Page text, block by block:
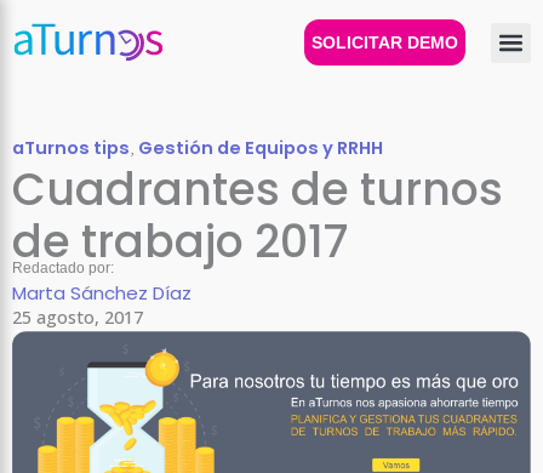
SOLICITAR DEMO
aTurnos tips, Gestión de Equipos y RRHH
Cuadrantes de turnos
de trabajo 2017
Redactado por:
Marta Sánchez Díaz
25 agosto, 2017